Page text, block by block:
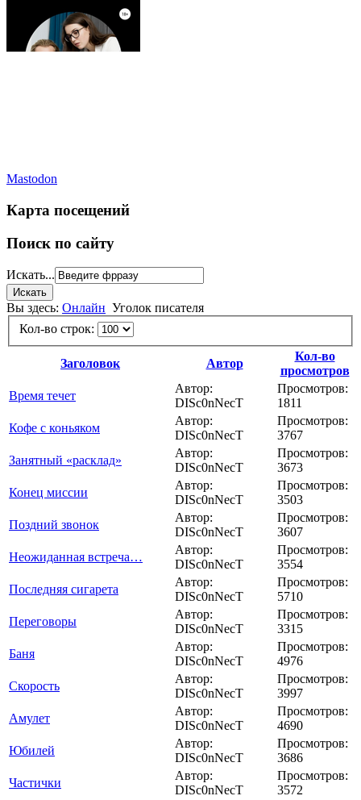
Mastodon
Карта посещений
Поиск по сайту
Искать...
Вы здесь: Онлайн Уголок писателя
Кол-во строк:
Заголовок Автор
Кол-во
просмотров
Время течет
Автор:
DISc0nNecT
Просмотров:
1811
Кофе с коньяком
Автор:
DISc0nNecT
Просмотров:
3767
Занятный «расклад»
Автор:
DISc0nNecT
Просмотров:
3673
Конец миссии
Автор:
DISc0nNecT
Просмотров:
3503
Поздний звонок
Автор:
DISc0nNecT
Просмотров:
3607
Неожиданная встреча…
Автор:
DISc0nNecT
Просмотров:
3554
Последняя сигарета
Автор:
DISc0nNecT
Просмотров:
5710
Переговоры
Автор:
DISc0nNecT
Просмотров:
3315
Баня
Автор:
DISc0nNecT
Просмотров:
4976
Скорость
Автор:
DISc0nNecT
Просмотров:
3997
Амулет
Автор:
DISc0nNecT
Просмотров:
4690
Юбилей
Автор:
DISc0nNecT
Просмотров:
3686
Частички
Автор:
DISc0nNecT
Просмотров:
3572